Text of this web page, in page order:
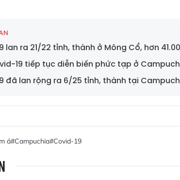
lan ra 21/22 tỉnh, thành ở Mông Cổ, hơn
19 tiếp tục diễn biến phức tạp ở
đã lan rộng ra 6/25 tỉnh, thành tại
á#Campuchia#Covid-19